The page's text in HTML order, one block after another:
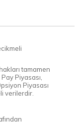
tamamen
Piyasası,
Piyasası
verilerdir.